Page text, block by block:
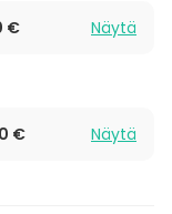
€ Näytä
€ Näytä